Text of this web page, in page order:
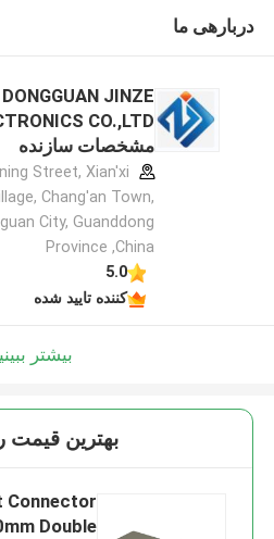
دربارهی ما
DONGGUAN JINZE
مشخصات سازنده
Street, Xian'xi
Chang'an Town,
City, Guanddong
Province ,China
5.0
کننده تایید شده
بیشتر
بهترين قيمت
Connector
Double